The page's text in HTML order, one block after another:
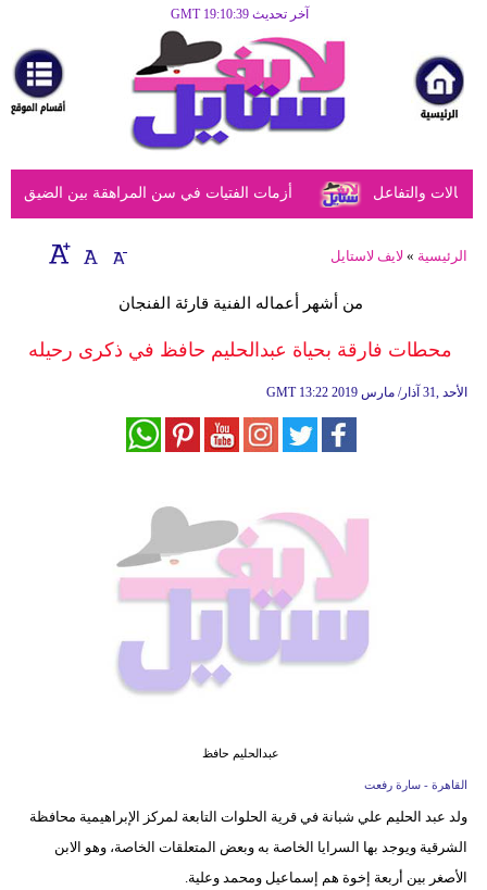
آخر تحديث GMT 19:10:39
مرأة
أزياء
أزياء
إسلامية
صحة
أزمات الفتيات في سن المراهقة بين الضيق والتفاعل
الرئيسية » لايف لاستايل
من أشهر أعماله الفنية قارئة الفنجان
محطات فارقة بحياة عبدالحليم حافظ في ذكرى رحيله
GMT 13:22 2019 الأحد ,31 آذار/ مارس
عبدالحليم حافظ
القاهرة - سارة رفعت
ولد عبد الحليم علي شبانة في قرية الحلوات التابعة لمركز الإبراهيمية محافظة
الشرقية ويوجد بها السرايا الخاصة به وبعض المتعلقات الخاصة، وهو الابن
الأصغر بين أربعة إخوة هم إسماعيل ومحمد وعلية.